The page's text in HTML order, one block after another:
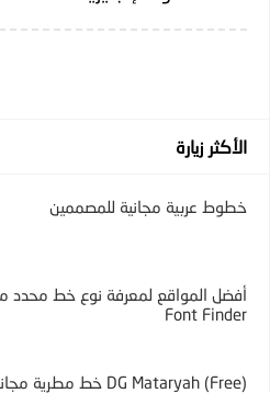
الأكثر زيارة
خطوط عربية مجانية للمصممين
أفضل المواقع لمعرفة نوع خط محدد
Font Finder
DG Mataryah (Free) خط مطرية مجاناً